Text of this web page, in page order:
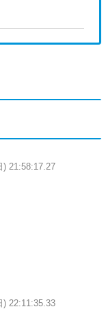
) 21:58:17.27
) 22:11:35.33